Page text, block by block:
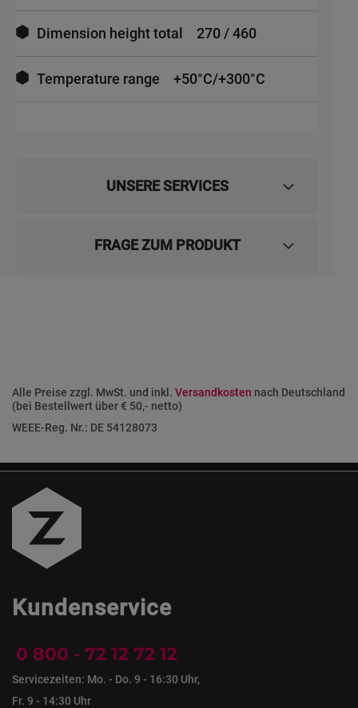
Dimension height total 270 / 460
Temperature range +50°C/+300°C
UNSERE SERVICES
FRAGE ZUM PRODUKT
Alle Preise zzgl. MwSt. und inkl. Versandkosten nach Deutschland
(bei Bestellwert über € 50,- netto)
WEEE-Reg. Nr.: DE 54128073
Kundenservice
0 800 - 72 12 72 12
Servicezeiten: Mo. - Do. 9 - 16:30 Uhr,
Fr. 9 - 14:30 Uhr